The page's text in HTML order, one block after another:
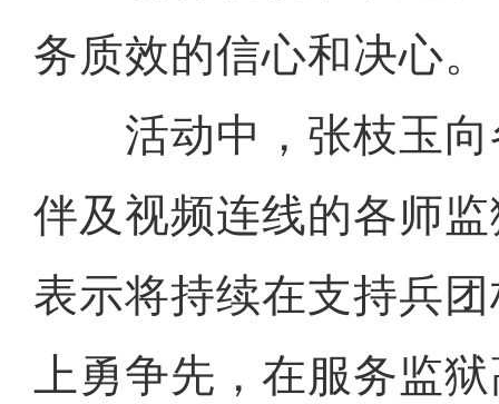
务质效的信心和决心。
活动中，张枝玉向
伴及视频连线的各师
表示将持续在支持兵
上勇争先，在服务监